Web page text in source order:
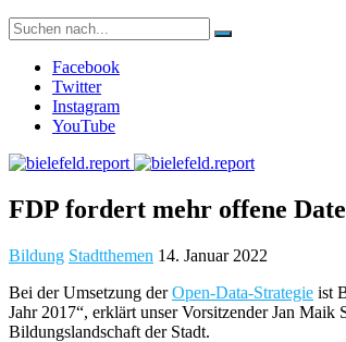
Suche
nach:
Facebook
Twitter
Instagram
YouTube
FDP fordert mehr offene
Bildung Stadtthemen 14. Januar 2022
Bei der Umsetzung derOpen-Data-Strategie ist
Jahr 2017“, erklärt unser Vorsitzender Jan
Bildungslandschaft der Stadt.